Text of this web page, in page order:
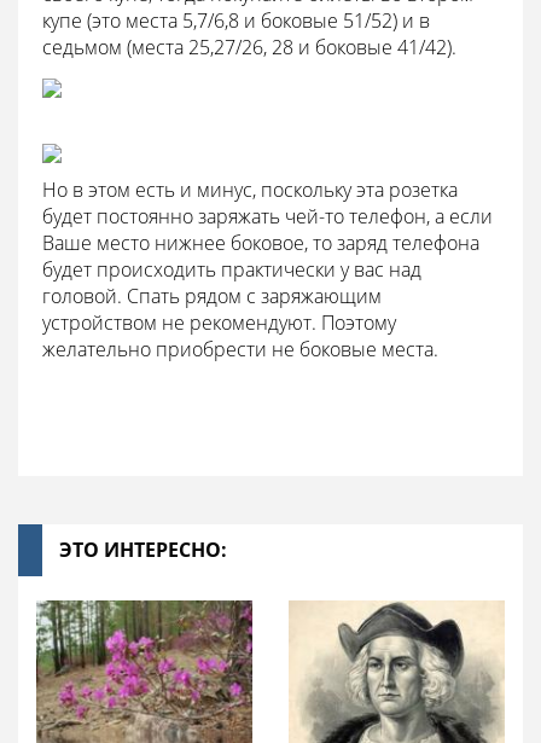
купе (это места 5,7/6,8 и боковые 51/52) и в
седьмом (места 25,27/26, 28 и боковые 41/42).
Но в этом есть и минус, поскольку эта розетка
будет постоянно заряжать чей-то телефон, а если
Ваше место нижнее боковое, то заряд телефона
будет происходить практически у вас над
головой. Спать рядом с заряжающим
устройством не рекомендуют. Поэтому
желательно приобрести не боковые места.
ЭТО ИНТЕРЕСНО: